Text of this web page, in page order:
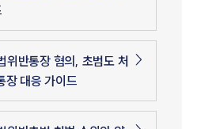
위반통장 혐의, 초범도 처
장 대응 가이드